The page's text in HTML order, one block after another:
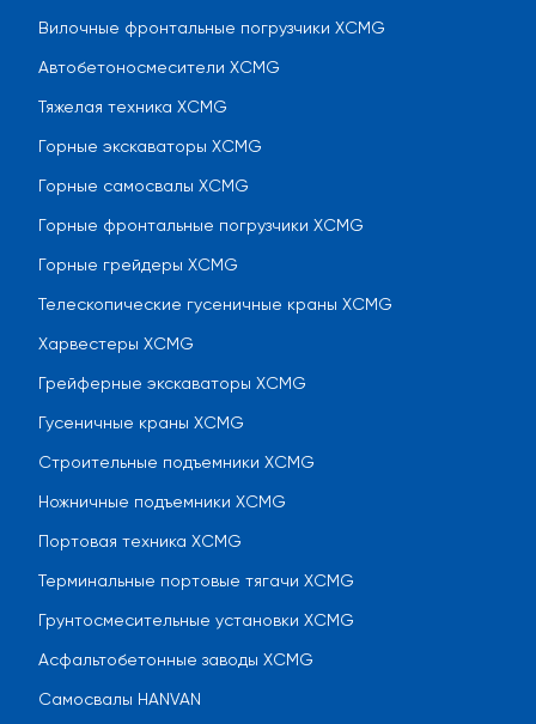
Вилочные фронтальные погрузчики XCMG
Автобетоносмесители XCMG
Тяжелая техника XCMG
Горные экскаваторы XCMG
Горные самосвалы XCMG
Горные фронтальные погрузчики XCMG
Горные грейдеры XCMG
Телескопические гусеничные краны XCMG
Харвестеры XCMG
Грейферные экскаваторы XCMG
Гусеничные краны XCMG
Строительные подъемники XCMG
Ножничные подъемники XCMG
Портовая техника XCMG
Терминальные портовые тягачи XCMG
Грунтосмесительные установки XCMG
Асфальтобетонные заводы XCMG
Самосвалы HANVAN